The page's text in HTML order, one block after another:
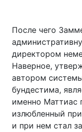
После чего
директором
Наверное,
автором
бундестима,
именно Маттиас
излюбленный
и при нем стал